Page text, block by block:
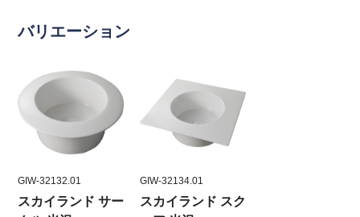
バリエーション
GIW-32132.01
スカイランド サー
GIW-32134.01
スカイランド スク